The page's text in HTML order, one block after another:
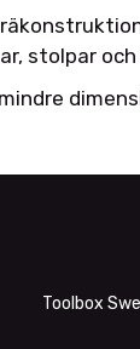
stolpar
Toolbox